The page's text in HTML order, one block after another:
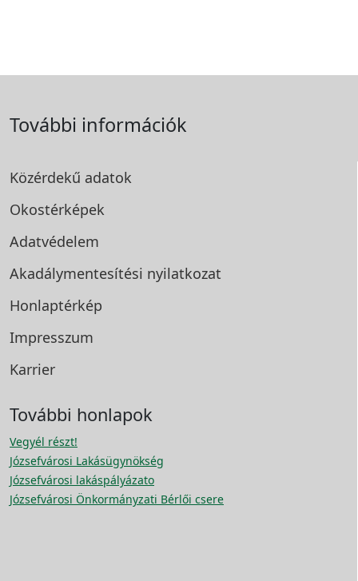
További információk
Közérdekű adatok
Okostérképek
Adatvédelem
Akadálymentesítési nyilatkozat
Honlaptérkép
Impresszum
Karrier
További honlapok
Vegyél részt!
Józsefvárosi Lakásügynökség
Józsefvárosi lakáspályázato
Józsefvárosi Önkormányzati Bérlői csere